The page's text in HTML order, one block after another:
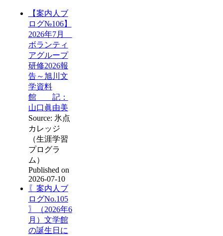
【案内人ブ
ログ№106】
2026年7月
ボランティ
アグループ
研修2026報
告～旭川文
学資料
館 記：
山口眞由美
Source: 氷点
カレッジ
（生涯学習
プログラ
ム）
Published on
2026-07-10
〖案内人ブ
ログNo.105
〗（2026年6
月）文学館
の誕生日に